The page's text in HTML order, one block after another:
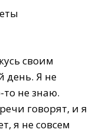
своим
день. Я не
то не знаю.
говорят, и я
я не совсем